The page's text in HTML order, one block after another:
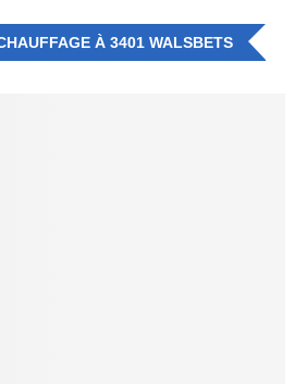
À 3401 WALSBETS